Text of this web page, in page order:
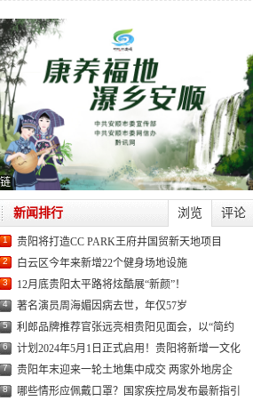
浏览 评论
新闻排行
1 贵阳将打造CC PARK王府井国贸新天地项目
2 白云区今年来新增22个健身场地设施
3 12月底贵阳太平路将炫酷展“新颜”！
4 著名演员周海媚因病去世，年仅57岁
5 利郎品牌推荐官张远亮相贵阳见面会，以“简约
6 计划2024年5月1日正式启用！贵阳将新增一文化
7 贵阳年末迎来一轮土地集中成交 两家外地房企
8 哪些情形应佩戴口罩？国家疾控局发布最新指引